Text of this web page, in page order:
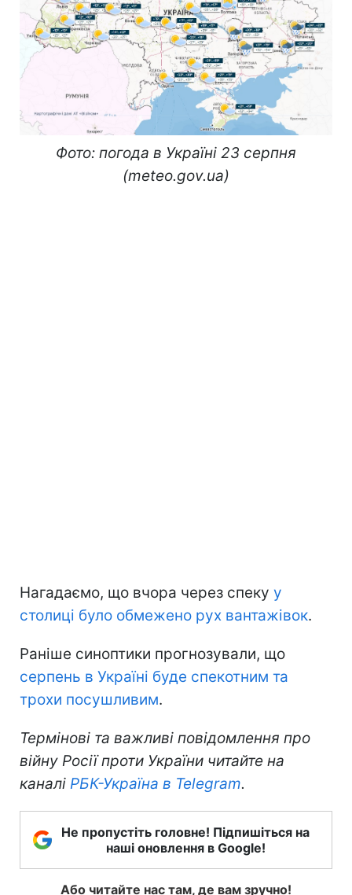
Фото: погода в Україні 23 серпня
(meteo.gov.ua)
Нагадаємо, що вчора через спеку у
столиці було обмежено рух вантажівок.
Раніше синоптики прогнозували, що
серпень в Україні буде спекотним та
трохи посушливим.
Термінові та важливі повідомлення про
війну Росії проти України читайте на
каналі РБК-Україна в Telegram.
Не пропустіть головне! Підпишіться на
наші оновлення в Google!
Або читайте нас там, де вам зручно!